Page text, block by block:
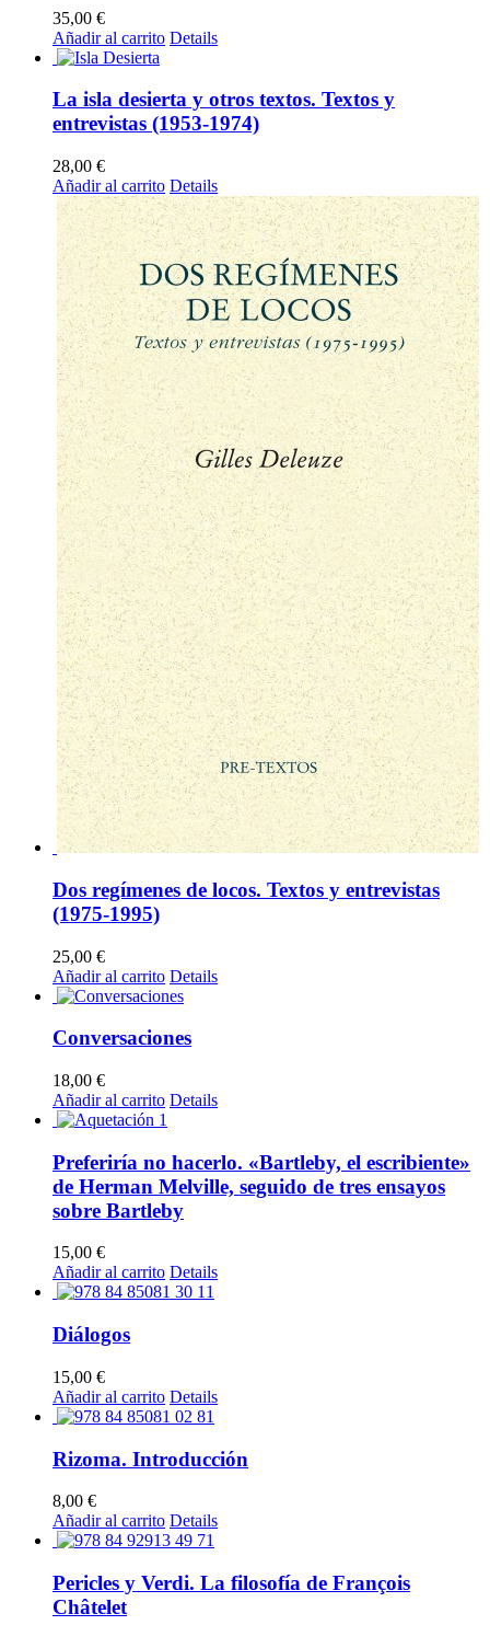
35,00 €
Añadir al carrito Details
La isla desierta y otros textos. Textos y
entrevistas (1953-1974)
28,00 €
Añadir al carrito Details
Dos regímenes de locos. Textos y entrevistas
(1975-1995)
25,00 €
Añadir al carrito Details
Conversaciones
18,00 €
Añadir al carrito Details
Preferiría no hacerlo. «Bartleby, el escribiente»
de Herman Melville, seguido de tres ensayos
sobre Bartleby
15,00 €
Añadir al carrito Details
Diálogos
15,00 €
Añadir al carrito Details
Rizoma. Introducción
8,00 €
Añadir al carrito Details
Pericles y Verdi. La filosofía de François
Châtelet